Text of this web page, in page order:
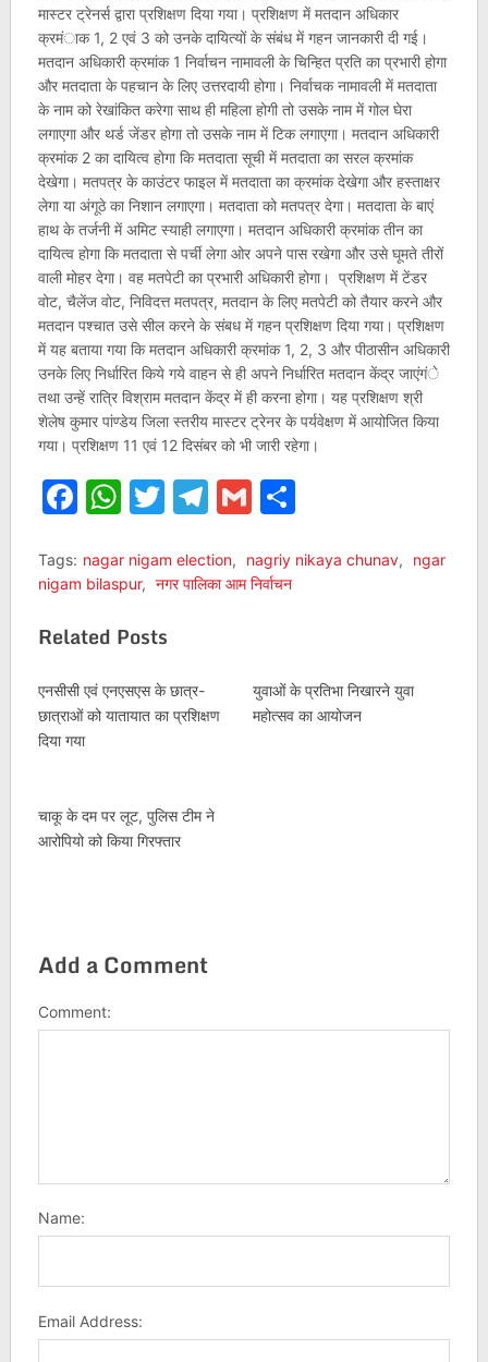
मास्टर ट्रेनर्स द्वारा प्रशिक्षण दिया गया। प्रशिक्षण में मतदान अधिकार
क्रमंाक 1, 2 एवं 3 को उनके दायित्यों के संबंध में गहन जानकारी दी गई।
मतदान अधिकारी क्रमांक 1 निर्वाचन नामावली के चिन्हित प्रति का प्रभारी होगा
और मतदाता के पहचान के लिए उत्तरदायी होगा। निर्वाचक नामावली में मतदाता
के नाम को रेखांकित करेगा साथ ही महिला होगी तो उसके नाम में गोल घेरा
लगाएगा और थर्ड जेंडर होगा तो उसके नाम में टिक लगाएगा। मतदान अधिकारी
क्रमांक 2 का दायित्व होगा कि मतदाता सूची में मतदाता का सरल क्रमांक
देखेगा। मतपत्र के काउंटर फाइल में मतदाता का क्रमांक देखेगा और हस्ताक्षर
लेगा या अंगूठे का निशान लगाएगा। मतदाता को मतपत्र देगा। मतदाता के बाएं
हाथ के तर्जनी में अमिट स्याही लगाएगा। मतदान अधिकारी क्रमांक तीन का
दायित्व होगा कि मतदाता से पर्ची लेगा ओर अपने पास रखेगा और उसे घूमते तीरों
वाली मोहर देगा। वह मतपेटी का प्रभारी अधिकारी होगा। प्रशिक्षण में टेंडर
वोट, चैलेंज वोट, निविदत्त मतपत्र, मतदान के लिए मतपेटी को तैयार करने और
मतदान पश्चात उसे सील करने के संबध में गहन प्रशिक्षण दिया गया। प्रशिक्षण
में यह बताया गया कि मतदान अधिकारी क्रमांक 1, 2, 3 और पीठासीन अधिकारी
उनके लिए निर्धारित किये गये वाहन से ही अपने निर्धारित मतदान केंद्र जाएंगंे
तथा उन्हें रात्रि विश्राम मतदान केंद्र में ही करना होगा। यह प्रशिक्षण श्री
शेलेष कुमार पांण्डेय जिला स्तरीय मास्टर ट्रेनर के पर्यवेक्षण में आयोजित किया
गया। प्रशिक्षण 11 एवं 12 दिसंबर को भी जारी रहेगा।
Facebook
WhatsApp
Twitter
Telegram
GmailShare
Tags: nagar nigam election, nagriy nikaya chunav,
ngar
nigam bilaspur, नगर पालिका आम निर्वाचन
Related Posts
एनसीसी एवं एनएसएस के छात्र-
छात्राओं को यातायात का प्रशिक्षण
दिया गया
युवाओं के प्रतिभा निखारने युवा
महोत्सव का आयोजन
चाकू के दम पर लूट, पुलिस टीम ने
आरोपियो को किया गिरफ्तार
Add a Comment
Comment:
Name:
Email Address: